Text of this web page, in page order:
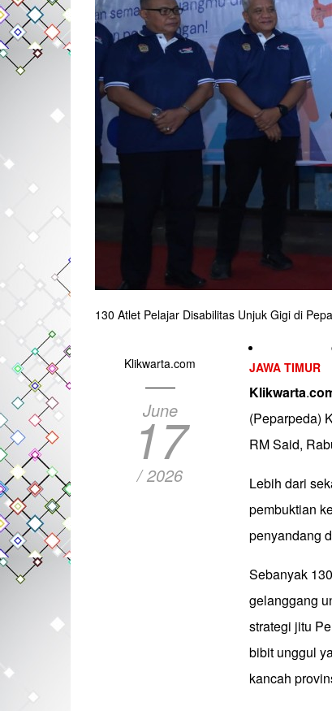
130 Atlet Pelajar Disabilitas Unjuk Gigi di
Klikwarta.com
June
17
/ 2026
JAWA TIMUR
Klikwarta.
(Peparpeda)
RM Said,
Lebih dari
pembuktian
penyandang
Sebanyak
gelanggang
strategi jitu
bibit unggul
kancah